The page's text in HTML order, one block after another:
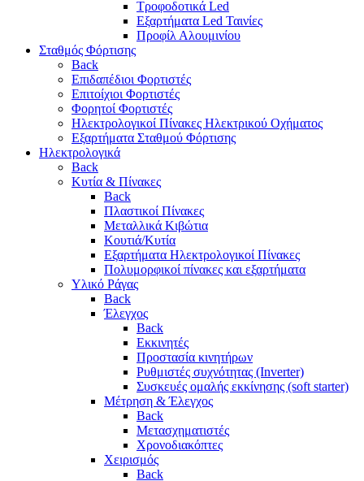
Τροφοδοτικά Led
Εξαρτήματα Led Ταινίες
Προφίλ Αλουμινίου
Σταθμός Φόρτισης
Back
Επιδαπέδιοι Φορτιστές
Επιτoίχιοι Φορτιστές
Φορητοί Φορτιστές
Ηλεκτρολογικοί Πίνακες Ηλεκτρικού Οχήματος
Εξαρτήματα Σταθμού Φόρτισης
Ηλεκτρολογικά
Back
Κυτία & Πίνακες
Back
Πλαστικοί Πίνακες
Μεταλλικά Κιβώτια
Κουτιά/Κυτία
Εξαρτήματα Ηλεκτρολογικοί Πίνακες
Πολυμορφικοί πίνακες και εξαρτήματα
Υλικό Ράγας
Back
Έλεγχος
Back
Εκκινητές
Προστασία κινητήρων
Ρυθμιστές συχνότητας (Inverter)
Συσκευές ομαλής εκκίνησης (soft starter)
Μέτρηση & Έλεγχος
Back
Μετασχηματιστές
Χρονοδιακόπτες
Χειρισμός
Back